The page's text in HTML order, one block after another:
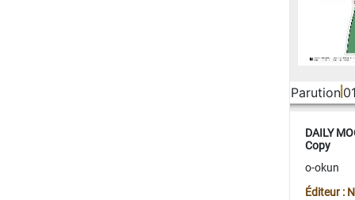
Parution
DAILY
Copy
o-okun
Éditeur :